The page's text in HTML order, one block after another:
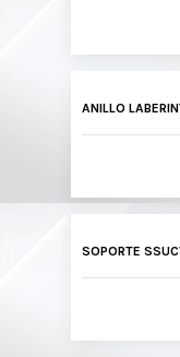
ANILLO
SOPORTE